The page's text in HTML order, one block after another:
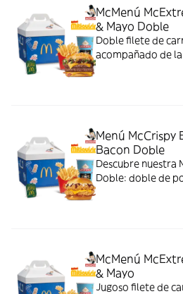
McMenú
& Mayo Doble
Doble filete de
acompañado de
doble de
Menú McCrispy
Bacon Doble
Descubre nuestra
Doble: doble de
McMenú
& Mayo
Jugoso filete de